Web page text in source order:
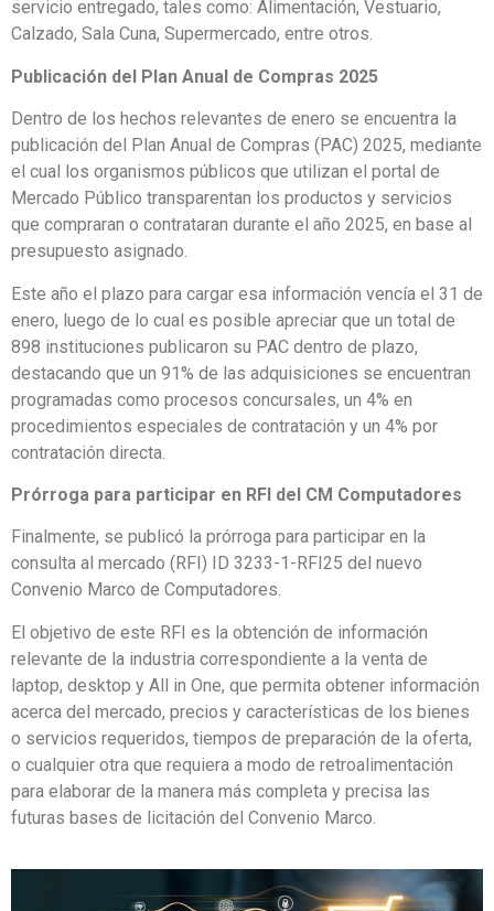
servicio entregado, tales como: Alimentación, Vestuario,
Calzado, Sala Cuna, Supermercado, entre otros.
Publicación del Plan Anual de Compras 2025
Dentro de los hechos relevantes de enero se encuentra la
publicación del Plan Anual de Compras (PAC) 2025, mediante
el cual los organismos públicos que utilizan el portal de
Mercado Público transparentan los productos y servicios
que compraran o contrataran durante el año 2025, en base al
presupuesto asignado.
Este año el plazo para cargar esa información vencía el 31 de
enero, luego de lo cual es posible apreciar que un total de
898 instituciones publicaron su PAC dentro de plazo,
destacando que un 91% de las adquisiciones se encuentran
programadas como procesos concursales, un 4% en
procedimientos especiales de contratación y un 4% por
contratación directa.
Prórroga para participar en RFI del CM Computadores
Finalmente, se publicó la prórroga para participar en la
consulta al mercado (RFI) ID 3233-1-RFI25 del nuevo
Convenio Marco de Computadores.
El objetivo de este RFI es la obtención de información
relevante de la industria correspondiente a la venta de
laptop, desktop y All in One, que permita obtener información
acerca del mercado, precios y características de los bienes
o servicios requeridos, tiempos de preparación de la oferta,
o cualquier otra que requiera a modo de retroalimentación
para elaborar de la manera más completa y precisa las
futuras bases de licitación del Convenio Marco.